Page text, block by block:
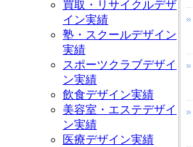
買取・リサイクルデザ
イン実績
塾・スクールデザイン
実績
スポーツクラブデザイ
ン実績
飲食デザイン実績
美容室・エステデザイ
ン実績
医療デザイン実績